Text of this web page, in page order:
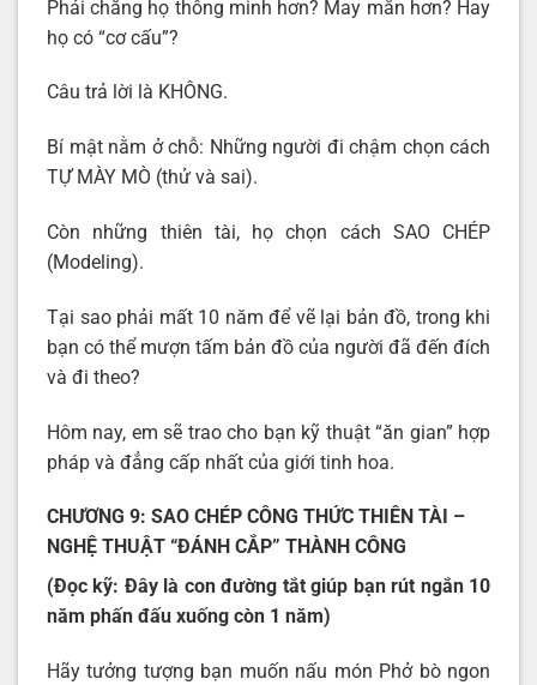
Phải chăng họ thông minh hơn? May mắn hơn? Hay
họ có “cơ cấu”?
Câu trả lời là KHÔNG.
Bí mật nằm ở chỗ: Những người đi chậm chọn cách
TỰ MÀY MÒ (thử và sai).
Còn những thiên tài, họ chọn cách SAO CHÉP
(Modeling).
Tại sao phải mất 10 năm để vẽ lại bản đồ, trong khi
bạn có thể mượn tấm bản đồ của người đã đến đích
và đi theo?
Hôm nay, em sẽ trao cho bạn kỹ thuật “ăn gian” hợp
pháp và đẳng cấp nhất của giới tinh hoa.
CHƯƠNG 9: SAO CHÉP CÔNG THỨC THIÊN TÀI –
NGHỆ THUẬT “ĐÁNH CẮP” THÀNH CÔNG
(Đọc kỹ: Đây là con đường tắt giúp bạn rút ngắn 10
năm phấn đấu xuống còn 1 năm)
Hãy tưởng tượng bạn muốn nấu món Phở bò ngon